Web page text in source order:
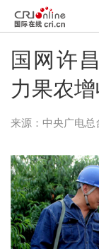
国网许
力果农
来源：中央广电总